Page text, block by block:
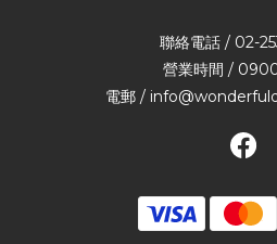
聯絡電話 / 02-
營業時間 /
電郵 /